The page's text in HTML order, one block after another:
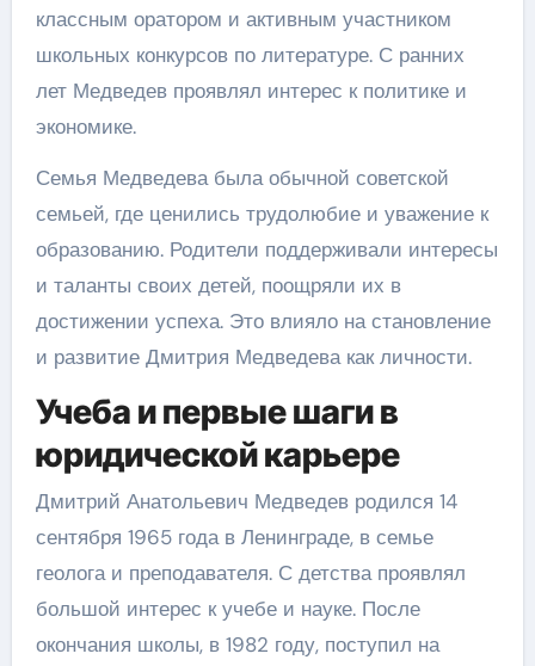
классным оратором и активным участником
школьных конкурсов по литературе. С ранних
лет Медведев проявлял интерес к политике и
экономике.
Семья Медведева была обычной советской
семьей, где ценились трудолюбие и уважение к
образованию. Родители поддерживали интересы
и таланты своих детей, поощряли их в
достижении успеха. Это влияло на становление
и развитие Дмитрия Медведева как личности.
Учеба и первые шаги в
юридической карьере
Дмитрий Анатольевич Медведев родился 14
сентября 1965 года в Ленинграде, в семье
геолога и преподавателя. С детства проявлял
большой интерес к учебе и науке. После
окончания школы, в 1982 году, поступил на